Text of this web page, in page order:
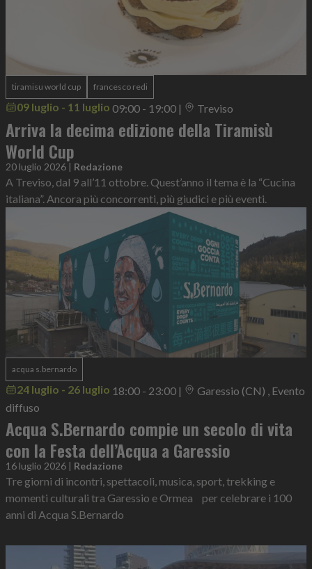
tiramisu world cup francesco redi
09 luglio - 11 luglio 09:00 - 19:00 | Treviso
Arriva la decima edizione della Tiramisù
World Cup
20 luglio 2026 | Redazione
A Treviso, dal 9 all’11 ottobre. Quest’anno il tema è la “Cucina
italiana”. Ancora più concorrenti, più giudici e più eventi.
acqua s.bernardo
24 luglio - 26 luglio 18:00 - 23:00 |
Garessio (CN) , Evento
diffuso
Acqua S.Bernardo compie un secolo di vita
con la Festa dell’Acqua a Garessio
16 luglio 2026 | Redazione
Tre giorni di incontri, spettacoli, musica, sport, trekking e
momenti culturali tra Garessio e Ormea per celebrare i 100
anni di Acqua S.Bernardo